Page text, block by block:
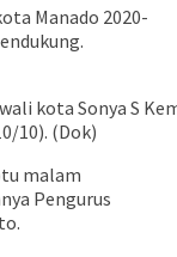
Manado 2020-
kota Sonya S
10). (Dok)
malam
Pengurus